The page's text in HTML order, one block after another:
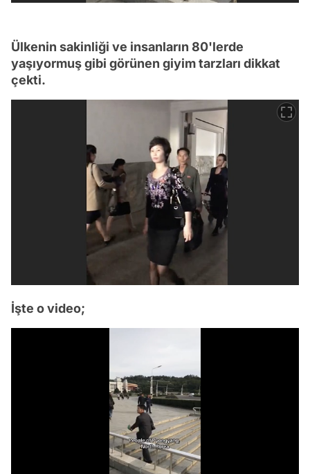
Ülkenin sakinliği ve insanların 80'lerde
yaşıyormuş gibi görünen giyim tarzları dikkat
çekti.
İşte o video;